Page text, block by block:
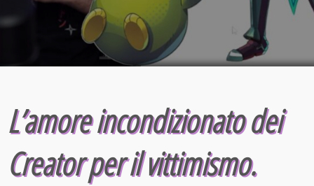
L’amore incondizionato dei
Creator per il vittimismo.